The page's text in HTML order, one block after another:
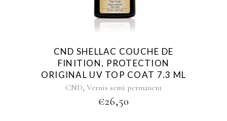
CND SHELLAC COUCHE DE
FINITION, PROTECTION
ORIGINAL UV TOP COAT 7.3 ML
CND, Vernis semi permanent
€26,50